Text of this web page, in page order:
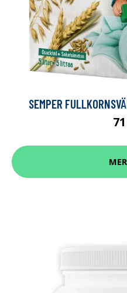
SEMPER